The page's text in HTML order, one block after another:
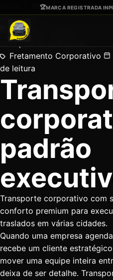
Ir para o conteúdo principal
🏆MARCA REGISTRADA INPI
Blog
Transporte
executivo
Fretamento Corporativo
de leitura
padrão
Transporte corporativo com
conforto premium para
traslados em várias cidades.
Quando uma empresa
recebe um cliente
mover uma equipe inteira
deixa de ser detalhe.